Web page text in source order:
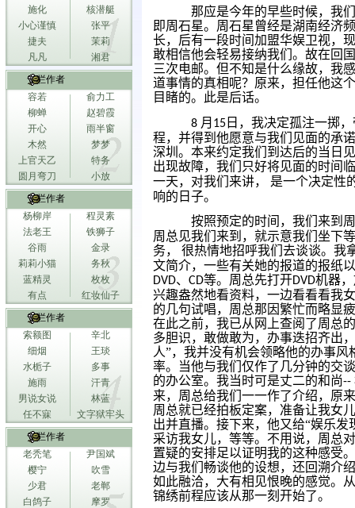
施化
核潜艇
小心谨慎
张平
捷夫
茉莉
凡凡
湘君
专栏作者
容若
俞力工
柳蝉
赵碧霞
开心
雨半窗
木然
梦梦
上官天乙
特务
圆月弯刀
小放
专栏作者
杨柳岸
程灵素
法老王
铁狮子
谷雨
金录
莉莉小猫
务秋
蓝精灵
枚枚
有点
红妆仙子
专栏作者
索额图
辛北
细烟
王琰
水栀子
多事
施雨
汗青
男说女说
林蓝
任不寐
文字狱牢头
专栏作者
老秃笔
尹国斌
樱宁
吹雪
少君
老郸
白鸽子
摩罗
那应是今年的早些时候，我
即周石星。周石星曾经是湖南经济
长，后有一段时间加盟华娱卫视，
敢相信他会轻易接纳我们。故在回
三次电邮。但不知是什么缘故，我
道事情的真相呢？原来，担任他这
目睹的。此是后话。
8 月 15 日，我决定孤注一掷
程，并得到他愿意与我们见面的承
深圳。本来约定我们到达后的当日
出现故障，我们只好将见面的时间
一天，对我们来讲，
是一个决定性
响的日子。
按照预定的时间，我们来到
周总见我们来到，就示意我们坐下
务，
很热情地招呼我们去谈谈。我
文简介，一些有关她的报道的报纸
DVD、 CD等。周总先打开DVD机器
兴趣盎然地看资料，一边看看看我
的几句试唱，周总那因繁忙而略显
在此之前，我已从网上查阅了周总
多胆识，敢做敢为，办事迭招齐出
人”，我并没有机会领略他的办事
率。当他与我们仅作了几分钟的交
的办公室。我当时可是丈二的和尚--
来，周总给我们一一作了介绍，原
周总就已经拍板定案，准备让我女
出并直播。接下来，他又给“娱乐发
采访我女儿，等等。不用说，周总
置疑的安排足以证明我的这种感受
边与我们畅谈他的设想，还回溯介
如此融洽，大有相见恨晚的感觉。
锦绣前程应该从那一刻开始了。